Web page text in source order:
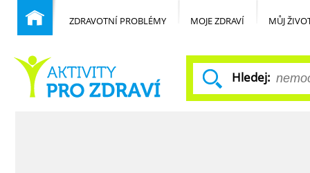
ZDRAVOTNÍ PROBLÉMY MOJE ZDRAVÍ MŮJ
Hledej: